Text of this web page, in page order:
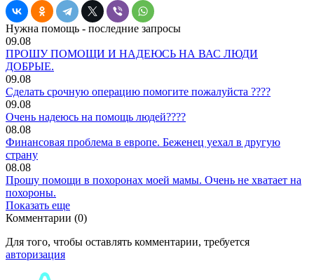
Нужна помощь - последние запросы
09.08
ПРОШУ ПОМОЩИ И НАДЕЮСЬ НА ВАС ЛЮДИ
ДОБРЫЕ.
09.08
Сделать срочную операцию помогите пожалуйста ????
09.08
Очень надеюсь на помощь людей????
08.08
Финансовая проблема в европе. Беженец уехал в другую
страну
08.08
Прошу помощи в похоронах моей мамы. Очень не хватает на
похороны.
Показать еще
Комментарии (0)
Для того, чтобы оставлять комментарии, требуется
авторизация